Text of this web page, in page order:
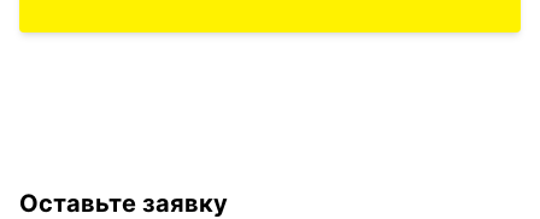
Оставьте заявку